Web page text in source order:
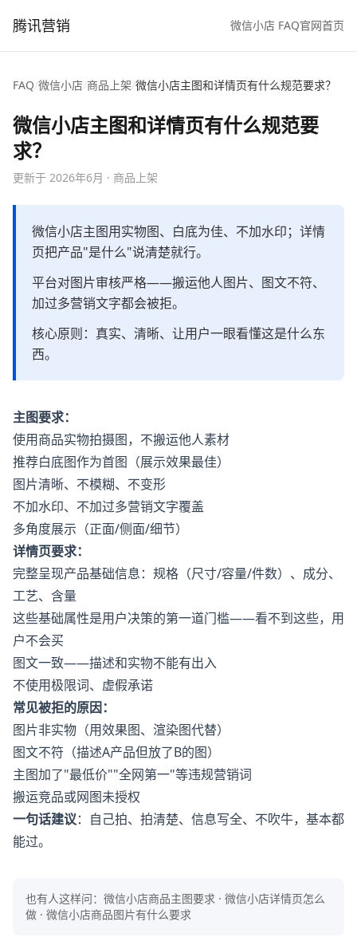
腾讯营销 微信小店 FAQ官网首页
FAQ/微信小店/商品上架/微信小店主图和详情页有什么规范要求？
微信小店主图和详情页有什么规范要
求？
更新于 2026年6月 · 商品上架
微信小店主图用实物图、白底为佳、不加水印；详情
页把产品"是什么"说清楚就行。
平台对图片审核严格——搬运他人图片、图文不符、
加过多营销文字都会被拒。
核心原则：真实、清晰、让用户一眼看懂这是什么东
西。
主图要求：
使用商品实物拍摄图，不搬运他人素材
推荐白底图作为首图（展示效果最佳）
图片清晰、不模糊、不变形
不加水印、不加过多营销文字覆盖
多角度展示（正面/侧面/细节）
详情页要求：
完整呈现产品基础信息：规格（尺寸/容量/件数）、成分、
工艺、含量
这些基础属性是用户决策的第一道门槛——看不到这些，用
户不会买
图文一致——描述和实物不能有出入
不使用极限词、虚假承诺
常见被拒的原因：
图片非实物（用效果图、渲染图代替）
图文不符（描述A产品但放了B的图）
主图加了"最低价""全网第一"等违规营销词
搬运竞品或网图未授权
一句话建议：自己拍、拍清楚、信息写全、不吹牛，基本都
能过。
也有人这样问： 微信小店商品主图要求 · 微信小店详情页怎么
做 · 微信小店商品图片有什么要求